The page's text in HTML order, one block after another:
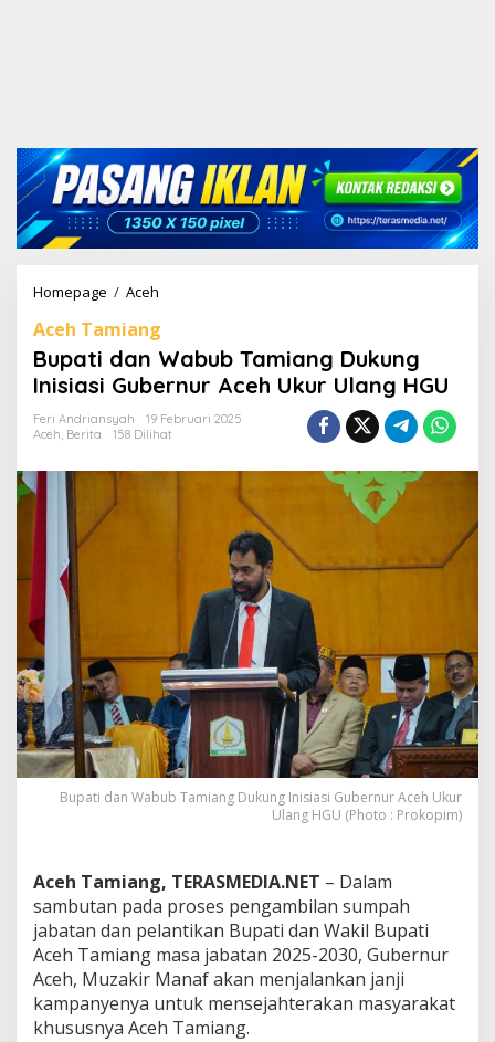
Homepage / Aceh
p
a
t
i
d
a
W
n
g
D
u
k
u
g
s
i
a
s
G
u
b
Aceh Tamiang
Bupati dan Wabub Tamiang Dukung
Inisiasi Gubernur Aceh Ukur Ulang HGU
Feri Andriansyah
19 Februari 2025
Aceh, Berita 158 Dilihat
Bupati dan Wabub Tamiang Dukung Inisiasi Gubernur Aceh Ukur
Ulang HGU (Photo : Prokopim)
Aceh Tamiang, TERASMEDIA.NET – Dalam
sambutan pada proses pengambilan sumpah
jabatan dan pelantikan Bupati dan Wakil Bupati
Aceh Tamiang masa jabatan 2025-2030, Gubernur
Aceh, Muzakir Manaf akan menjalankan janji
kampanyenya untuk mensejahterakan masyarakat
khususnya Aceh Tamiang.